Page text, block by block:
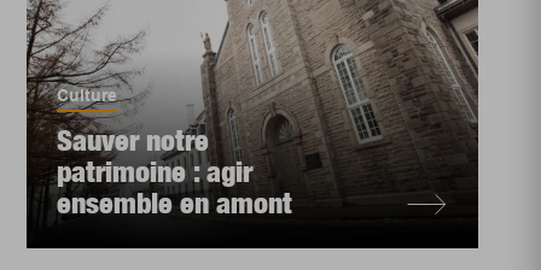
Culture
Sauver notre
patrimoine : agir
ensemble en amont